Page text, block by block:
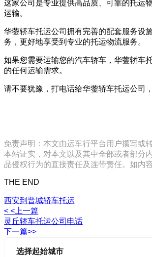
这家公司是专业提供高品质、可靠的托运
运输。
华蓥轿车托运公司拥有完善的配套服务设
务，更好地享受到专业的托运物流服务。
如果您需要运输您的汽车轿车，华蓥轿车
的任何运输需求。
请不要犹豫，打电话给华蓥轿车托运公司
免责声明：本文由运车行平台用户攥写或
本站证实，对本文以及其中全部或者部分
品侵权行为的直接责任及连带责任。如内
THE END
西安到晋城轿车托运
< <上一篇
灵丘轿车托运公司电话
下一篇>>
选择起始城市